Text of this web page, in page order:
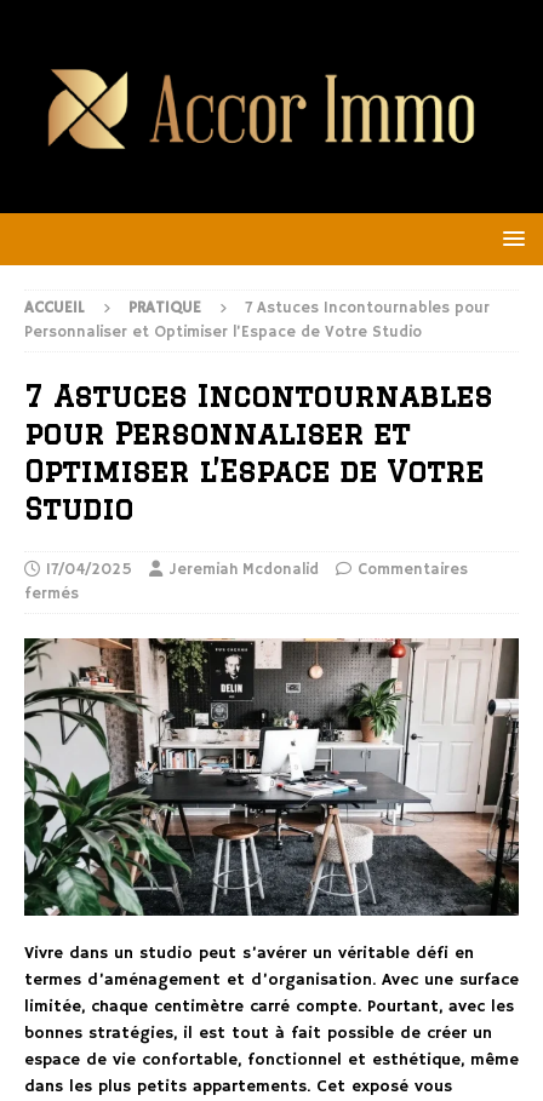
ACCUEIL PRATIQUE
7 Astuces Incontournables pour
Personnaliser et Optimiser l’Espace de Votre Studio
7 Astuces Incontournables
pour Personnaliser et
Optimiser l’Espace de Votre
Studio
17/04/2025 Jeremiah Mcdonalid
Commentaires
fermés
Vivre dans un studio peut s’avérer un véritable défi en
termes d’aménagement et d’organisation. Avec une surface
limitée, chaque centimètre carré compte. Pourtant, avec les
bonnes stratégies, il est tout à fait possible de créer un
espace de vie confortable, fonctionnel et esthétique, même
dans les plus petits appartements. Cet exposé vous